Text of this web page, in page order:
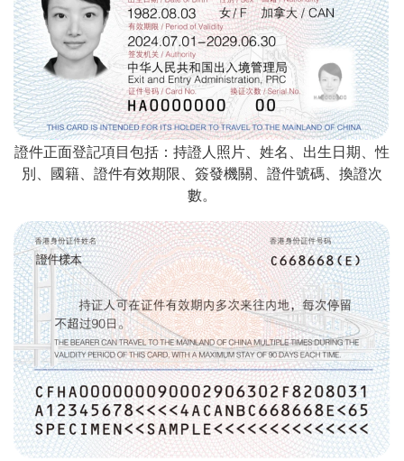
證件正面登記項目包括：持證人照片、姓名、出生日期、性
別、國籍、證件有效期限、簽發機關、證件號碼、換證次
數。